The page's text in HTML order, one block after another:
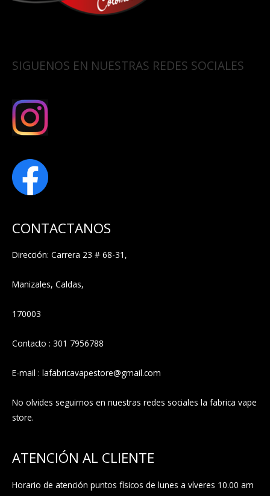
SIGUENOS EN NUESTRAS REDES SOCIALES
CONTACTANOS
Dirección: Carrera 23 # 68-31,
Manizales, Caldas,
170003
Contacto : 301 7956788
E-mail : lafabricavapestore@gmail.com
No olvides seguirnos en nuestras redes sociales la fabrica vape
store.
ATENCIÓN AL CLIENTE
Horario de atención puntos físicos de lunes a víveres 10.00 am